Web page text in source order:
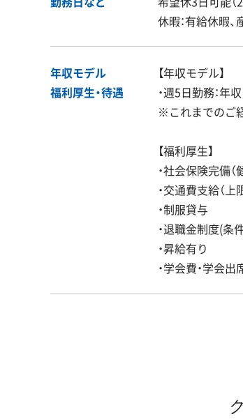
休暇：有給休暇
年収モデル
福利厚生・待遇
【年収モデル】
・週5日勤務：年
※これまでのご
【福利厚生】
・社会保険完備（
・交通費支給（上
・制服貸与
・退職金制度(条
・昇給有り
・学会費・学会出